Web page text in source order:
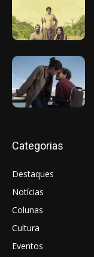
Categorias
Destaques
Notícias
Colunas
Cultura
Eventos